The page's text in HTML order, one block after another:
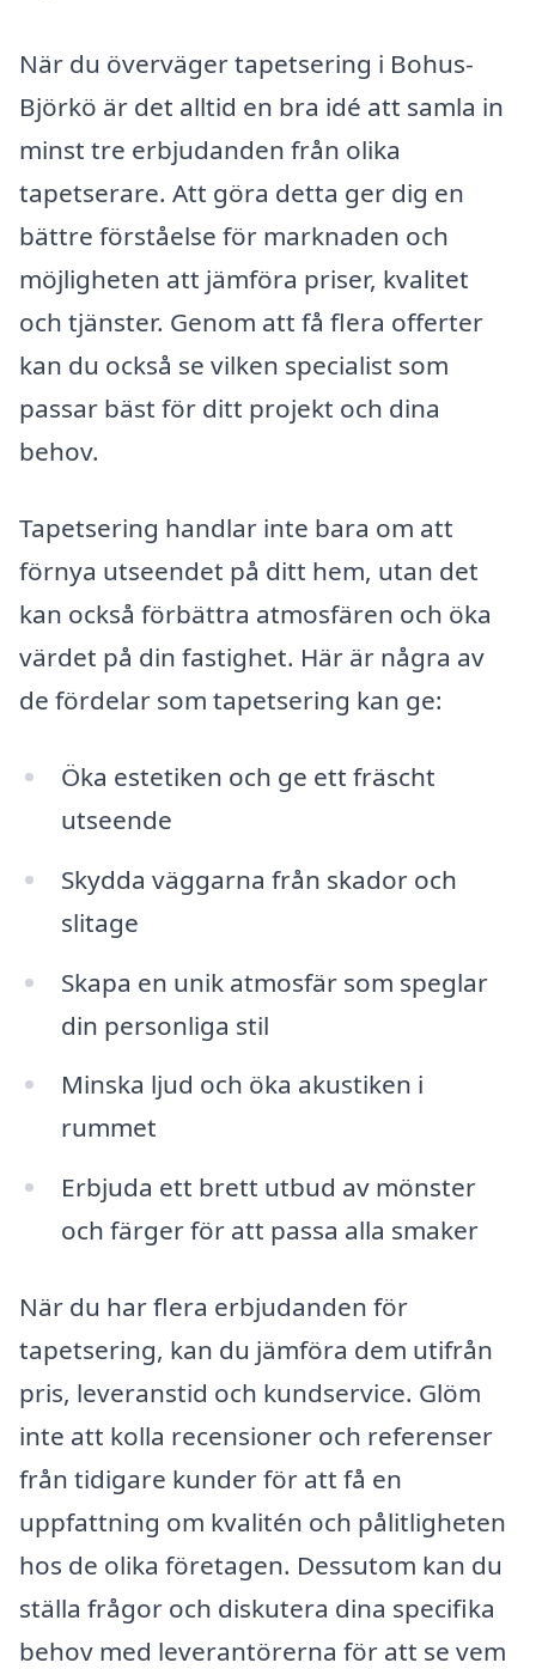
När du överväger tapetsering i Bohus-
Björkö är det alltid en bra idé att samla in
minst tre erbjudanden från olika
tapetserare. Att göra detta ger dig en
bättre förståelse för marknaden och
möjligheten att jämföra priser, kvalitet
och tjänster. Genom att få flera offerter
kan du också se vilken specialist som
passar bäst för ditt projekt och dina
behov.
Tapetsering handlar inte bara om att
förnya utseendet på ditt hem, utan det
kan också förbättra atmosfären och öka
värdet på din fastighet. Här är några av
de fördelar som tapetsering kan ge:
Öka estetiken och ge ett fräscht
utseende
Skydda väggarna från skador och
slitage
Skapa en unik atmosfär som speglar
din personliga stil
Minska ljud och öka akustiken i
rummet
Erbjuda ett brett utbud av mönster
och färger för att passa alla smaker
När du har flera erbjudanden för
tapetsering, kan du jämföra dem utifrån
pris, leveranstid och kundservice. Glöm
inte att kolla recensioner och referenser
från tidigare kunder för att få en
uppfattning om kvalitén och pålitligheten
hos de olika företagen. Dessutom kan du
ställa frågor och diskutera dina specifika
behov med leverantörerna för att se vem